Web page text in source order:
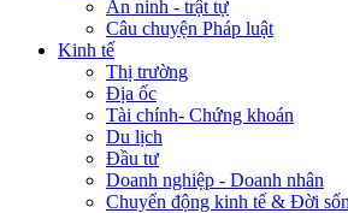
An ninh - trật tự
Câu chuyện Pháp luật
Kinh tế
Thị trường
Địa ốc
Tài chính- Chứng khoán
Du lịch
Đầu tư
Doanh nghiệp - Doanh nhân
Chuyển động kinh tế & Đời